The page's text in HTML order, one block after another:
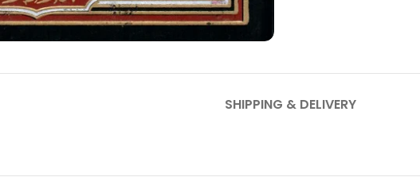
SHIPPING & DELIVERY